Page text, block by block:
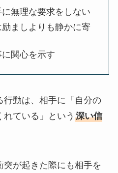
無理な要求をしない
ましよりも静かに寄
関心を示す
行動は、相手に「自分の
ている」という 深い信
が起きた際にも相手を